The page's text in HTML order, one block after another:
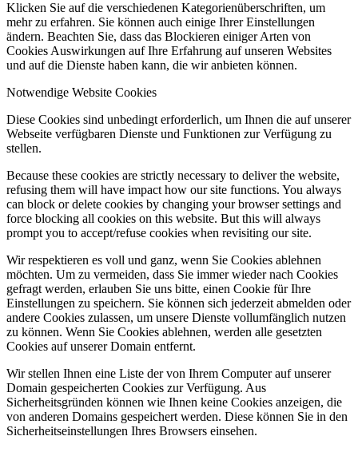
Klicken Sie auf die verschiedenen Kategorienüberschriften, um
mehr zu erfahren. Sie können auch einige Ihrer Einstellungen
ändern. Beachten Sie, dass das Blockieren einiger Arten von
Cookies Auswirkungen auf Ihre Erfahrung auf unseren Websites
und auf die Dienste haben kann, die wir anbieten können.
Notwendige Website Cookies
Diese Cookies sind unbedingt erforderlich, um Ihnen die auf unserer
Webseite verfügbaren Dienste und Funktionen zur Verfügung zu
stellen.
Because these cookies are strictly necessary to deliver the website,
refusing them will have impact how our site functions. You always
can block or delete cookies by changing your browser settings and
force blocking all cookies on this website. But this will always
prompt you to accept/refuse cookies when revisiting our site.
Wir respektieren es voll und ganz, wenn Sie Cookies ablehnen
möchten. Um zu vermeiden, dass Sie immer wieder nach Cookies
gefragt werden, erlauben Sie uns bitte, einen Cookie für Ihre
Einstellungen zu speichern. Sie können sich jederzeit abmelden oder
andere Cookies zulassen, um unsere Dienste vollumfänglich nutzen
zu können. Wenn Sie Cookies ablehnen, werden alle gesetzten
Cookies auf unserer Domain entfernt.
Wir stellen Ihnen eine Liste der von Ihrem Computer auf unserer
Domain gespeicherten Cookies zur Verfügung. Aus
Sicherheitsgründen können wie Ihnen keine Cookies anzeigen, die
von anderen Domains gespeichert werden. Diese können Sie in den
Sicherheitseinstellungen Ihres Browsers einsehen.